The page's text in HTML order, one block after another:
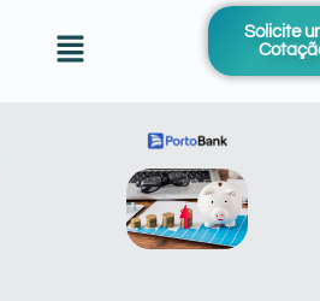
Solicite